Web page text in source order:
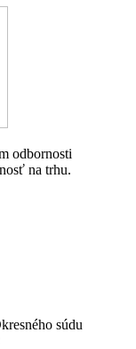
odbornosti
na trhu.
súdu